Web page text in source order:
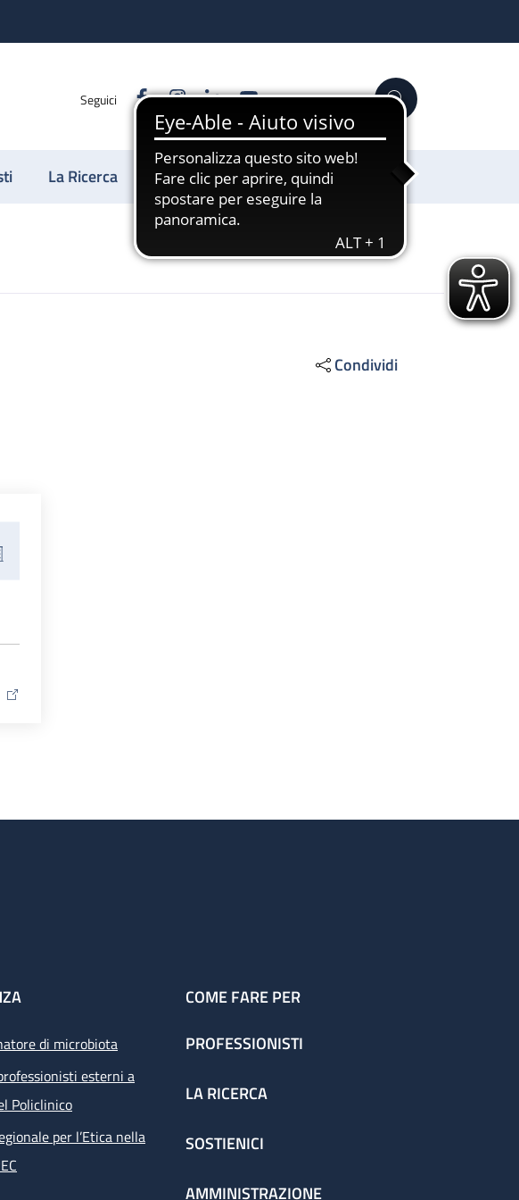
Seguici FacebookInstagram
LinkedinYouTube Cerca
La Ricerca Sostienici
Condividi
ICON
di microbiota
esterni a
Policlinico
per l’Etica nella
COME FARE PER
PROFESSIONISTI
LA RICERCA
SOSTIENICI
AMMINISTRAZIONE